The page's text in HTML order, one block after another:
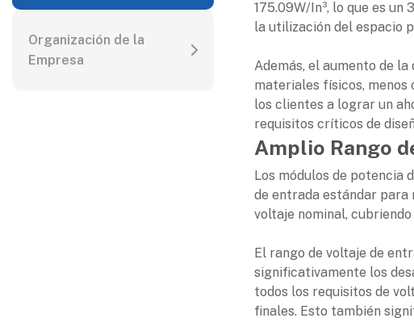
Organización de la
Empresa
175.09W/In³, lo que es
la utilización del espacio
Además, el aumento de
materiales físicos, menos
los clientes a lograr un
requisitos críticos de
Amplio Rango
Los módulos de potencia
de entrada estándar para
voltaje nominal,
El rango de voltaje de
significativamente los
todos los requisitos de
finales. Esto también